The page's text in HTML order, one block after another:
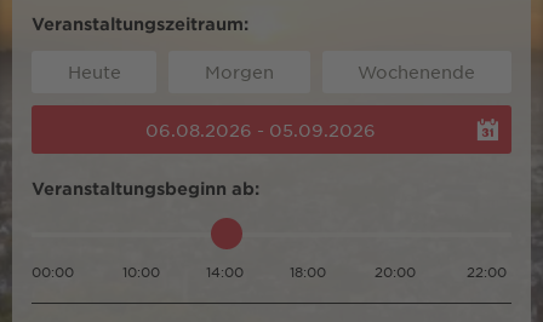
Veranstaltungszeitraum:
Heute Morgen Wochenende
06.08.2026 - 05.09.2026
Veranstaltungsbeginn ab:
00:00 10:00 14:00 18:00 20:00 22:00